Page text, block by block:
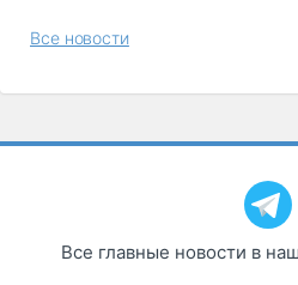
Все новости
Все главные новости в